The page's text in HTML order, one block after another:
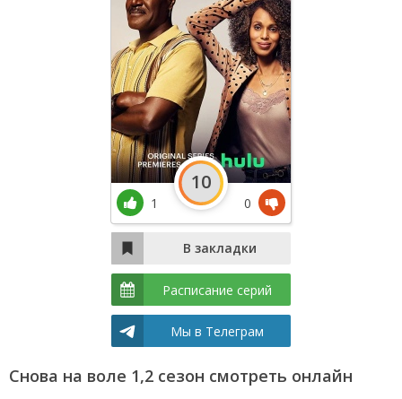
Снова на воле 1,2 сезон смотреть онлайн
1
10
0
Расписание серий
Мы в Телеграм